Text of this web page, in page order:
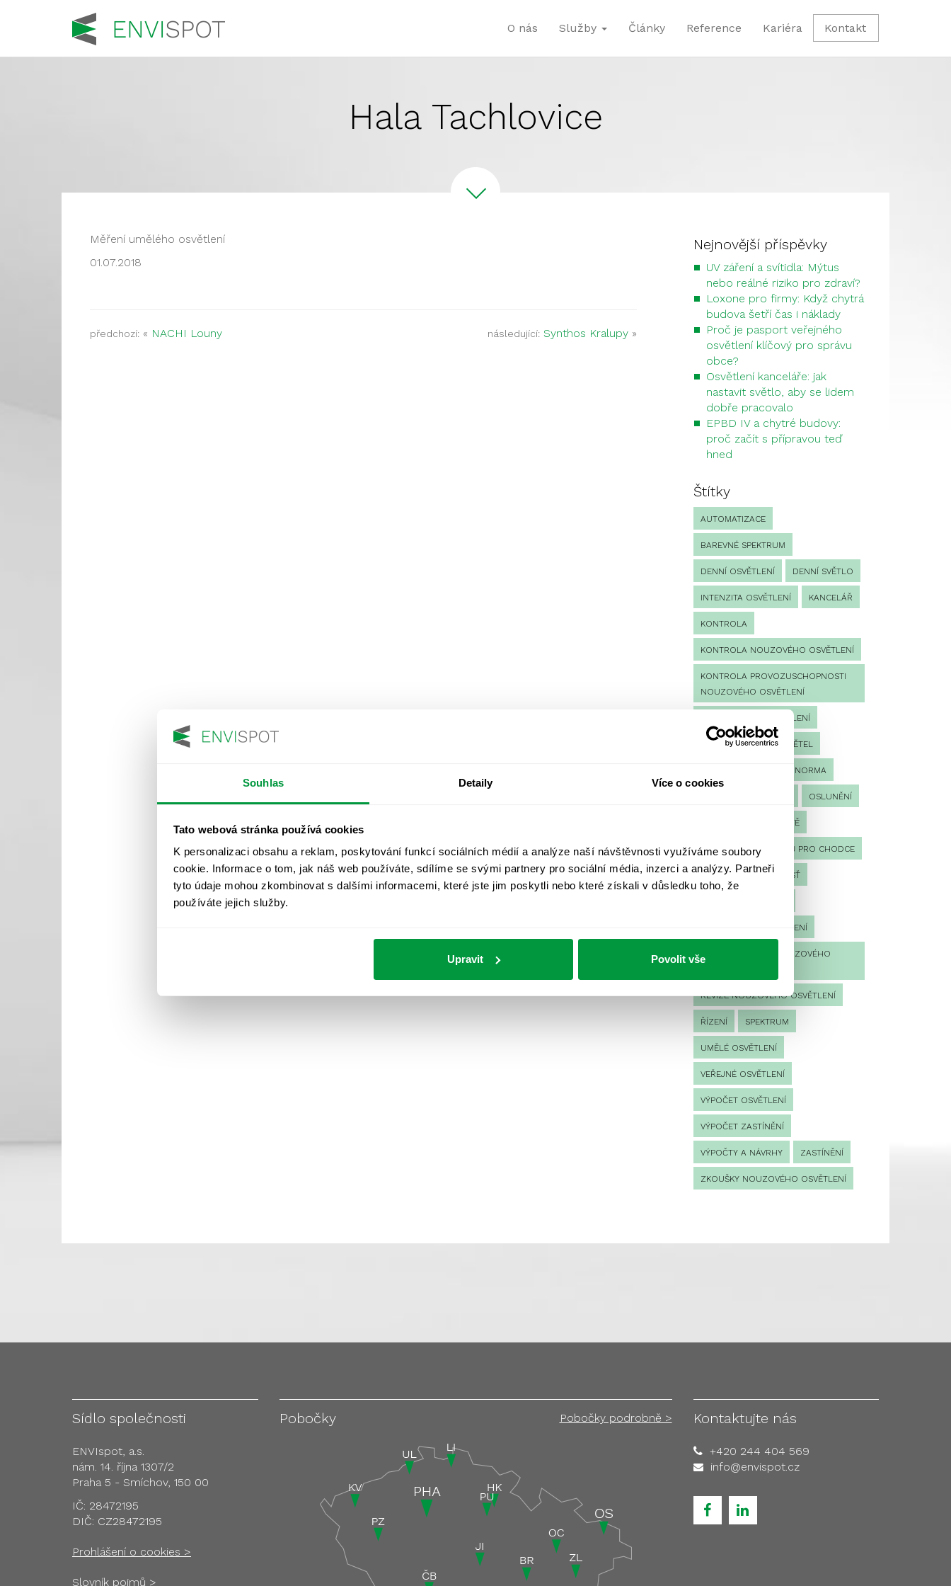
Souhlas Detaily Více o cookies
Tato webová stránka používá cookies
K personalizaci obsahu a reklam, poskytování funkcí sociálních médií a analýze naší návštěvnosti využíváme soubory
cookie. Informace o tom, jak náš web používáte, sdílíme se svými partnery pro sociální média, inzerci a analýzy. Partneři
tyto údaje mohou zkombinovat s dalšími informacemi, které jste jim poskytli nebo které získali v důsledku toho, že
používáte jejich služby.
Upravit Povolit vše
O nás Služby Články Reference Kariéra Kontakt
Hala Tachlovice
Měření umělého osvětlení
01.07.2018
předchozí: « NACHI Louny následující: Synthos Kralupy»
Nejnovější příspěvky
UV záření a svítidla: Mýtus
nebo reálné riziko pro zdraví?
Loxone pro firmy: Když chytrá
budova šetří čas i náklady
Proč je pasport veřejného
osvětlení klíčový pro správu
obce?
Osvětlení kanceláře: jak
nastavit světlo, aby se lidem
dobře pracovalo
EPBD IV a chytré budovy:
proč začít s přípravou teď
hned
Štítky
AUTOMATIZACE
BAREVNÉ SPEKTRUM
DENNÍ OSVĚTLENÍ DENNÍ SVĚTLO
INTENZITA OSVĚTLENÍ KANCELÁŘ
KONTROLA
KONTROLA NOUZOVÉHO OSVĚTLENÍ
KONTROLA PROVOZUSCHOPNOSTI
NOUZOVÉHO OSVĚTLENÍ
LED NOUZOVÉ OSVĚTLENÍ
MĚŘENÍ MĚŘENÍ SVĚTEL
NORMA
OSLUNĚNÍ
OSVĚTLENÍ PRACOVIŠTĚ
OSVĚTLENÍ PŘECHODŮ PRO CHODCE
OSVĚTLENÍ SPORTOVIŠŤ
PROTIPANICKÉ OSVĚTLENÍ
PROVOZNÍ DENÍK NOUZOVÉHO
REVIZE NOUZOVÉHO OSVĚTLENÍ
ŘÍZENÍ SPEKTRUM
UMĚLÉ OSVĚTLENÍ
VEŘEJNÉ OSVĚTLENÍ
VÝPOČET OSVĚTLENÍ
VÝPOČET ZASTÍNĚNÍ
VÝPOČTY A NÁVRHY ZASTÍNĚNÍ
ZKOUŠKY NOUZOVÉHO OSVĚTLENÍ
Sídlo společnosti
ENVIspot, a.s.
nám. 14. října 1307/2
Praha 5 - Smíchov, 150 00
IČ: 28472195
DIČ: CZ28472195
Prohlášení o cookies >
Slovník pojmů >
Pobočky Pobočky podrobně > Kontaktujte nás
+420 244 404 569
info@envispot.cz